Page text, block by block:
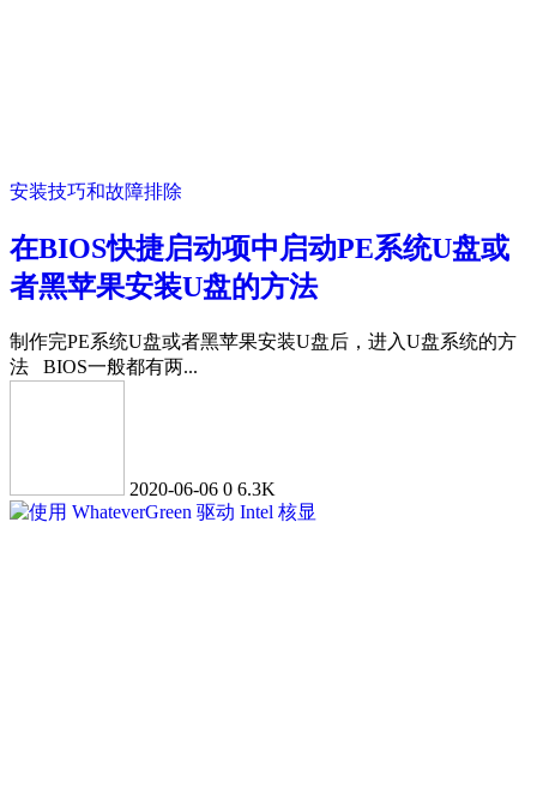
安装技巧和故障排除
在BIOS快捷启动项中启动PE系统U盘或
者黑苹果安装U盘的方法
制作完PE系统U盘或者黑苹果安装U盘后，进入U盘系统的方
法 BIOS一般都有两...
2020-06-06 0 6.3K